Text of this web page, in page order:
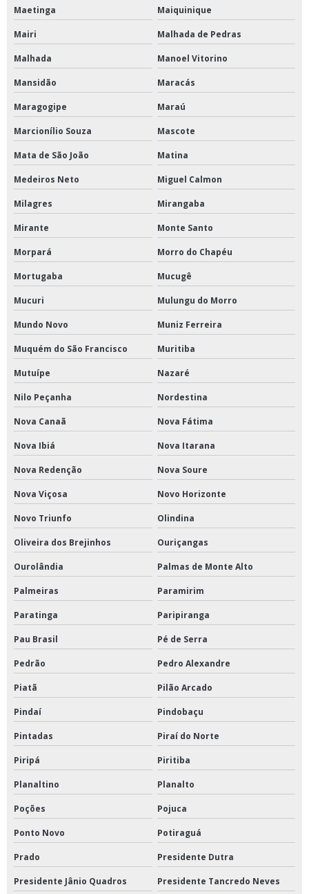
Maetinga Maiquinique
Mairi Malhada de Pedras
Malhada Manoel Vitorino
Mansidão Maracás
Maragogipe Maraú
Marcionílio Souza Mascote
Mata de São João Matina
Medeiros Neto Miguel Calmon
Milagres Mirangaba
Mirante Monte Santo
Morpará Morro do Chapéu
Mortugaba Mucugê
Mucuri Mulungu do Morro
Mundo Novo Muniz Ferreira
Muquém do São Francisco Muritiba
Mutuípe Nazaré
Nilo Peçanha Nordestina
Nova Canaã Nova Fátima
Nova Ibiá Nova Itarana
Nova Redenção Nova Soure
Nova Viçosa Novo Horizonte
Novo Triunfo Olindina
Oliveira dos Brejinhos Ouriçangas
Ourolândia Palmas de Monte Alto
Palmeiras Paramirim
Paratinga Paripiranga
Pau Brasil Pé de Serra
Pedrão Pedro Alexandre
Piatã Pilão Arcado
Pindaí Pindobaçu
Pintadas Piraí do Norte
Piripá Piritiba
Planaltino Planalto
Poções Pojuca
Ponto Novo Potiraguá
Prado Presidente Dutra
Presidente Jânio Quadros Presidente Tancredo Neves